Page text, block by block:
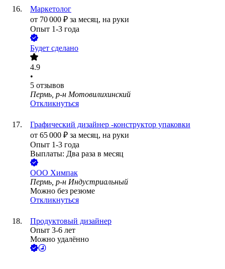
Маркетолог
от 70 000 ₽ за месяц, на руки
Опыт 1-3 года
Будет сделано
4.9
•
5 отзывов
Пермь, р-н Мотовилихинский
Откликнуться
Графический дизайнер -конструктор упаковки
от 65 000 ₽ за месяц, на руки
Опыт 1-3 года
Выплаты: Два раза в месяц
ООО Химпак
Пермь, р-н Индустриальный
Можно без резюме
Откликнуться
Продуктовый дизайнер
Опыт 3-6 лет
Можно удалённо